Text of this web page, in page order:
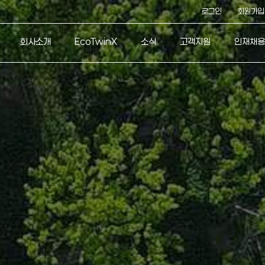
로그인 회원가입
회사소개 EcoTwinX 소식 고객지원 인재채용